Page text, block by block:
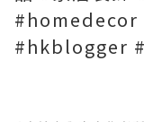
#homedecor
#hkblogger